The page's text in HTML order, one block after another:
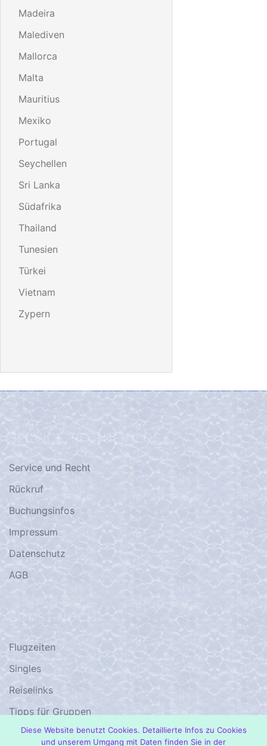
Madeira
Malediven
Mallorca
Malta
Mauritius
Mexiko
Portugal
Seychellen
Sri Lanka
Südafrika
Thailand
Tunesien
Türkei
Vietnam
Zypern
SERVICE, RECHT, INFOS…
Service und Recht
Rückruf
Buchungsinfos
Impressum
Datenschutz
AGB
SONST NOCH
Flugzeiten
Singles
Reiselinks
Tipps für Gruppen
1001 – Damals…
Diese Website benutzt Cookies. Detaillierte Infos zu Cookies
und unserem Umgang mit Daten finden Sie in der